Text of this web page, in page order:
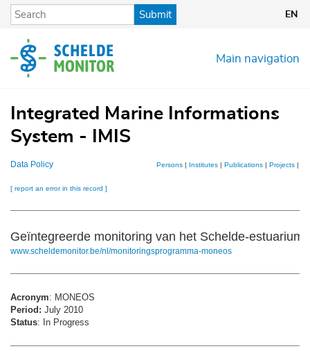
Skip
content
Submit EN
Main navigation
Integrated Marine Informations
System - IMIS
Data Policy Persons | Institutes | Publications | Projects |
[ report an error in this record ]
Geïntegreerde monitoring van het Schelde-estuarium
www.scheldemonitor.be/nl/monitoringsprogramma-moneos
Acronym: MONEOS
Period: July 2010
Status: In Progress